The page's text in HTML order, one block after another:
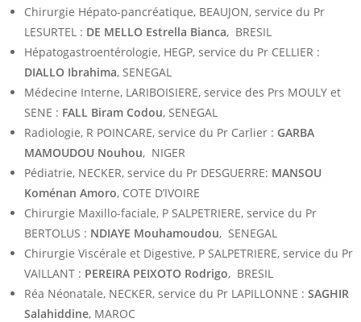
Chirurgie Hépato-pancréatique, BEAUJON, service du Pr
LESURTEL : DE MELLO Estrella Bianca, BRESIL
Hépatogastroentérologie, HEGP, service du Pr CELLIER :
DIALLO Ibrahima, SENEGAL
Médecine Interne, LARIBOISIERE, service des Prs MOULY et
SENE : FALL Biram Codou, SENEGAL
Radiologie, R POINCARE, service du Pr Carlier : GARBA
MAMOUDOU Nouhou, NIGER
Pédiatrie, NECKER, service du Pr DESGUERRE: MANSOU
Koménan Amoro, COTE D’IVOIRE
Chirurgie Maxillo-faciale, P SALPETRIERE, service du Pr
BERTOLUS : NDIAYE Mouhamoudou, SENEGAL
Chirurgie Viscérale et Digestive, P SALPETRIERE, service du Pr
VAILLANT : PEREIRA PEIXOTO Rodrigo, BRESIL
Réa Néonatale, NECKER, service du Pr LAPILLONNE : SAGHIR
Salahiddine, MAROC